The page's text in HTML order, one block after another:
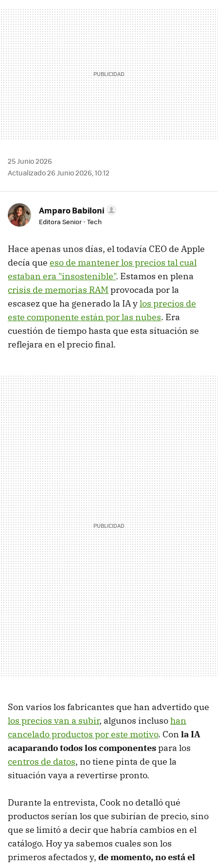
MAIL
25 Junio 2026
Actualizado 26 Junio 2026, 10:12
Amparo Babiloni
Editora Senior - Tech
Hace apenas unos días, el todavía CEO de Apple
decía que eso de mantener los precios tal cual
estaban era "insostenible". Estamos en plena
crisis de memorias RAM provocada por la
escasez que ha generado la IA ylos precios de
este componente están por las nubes. Era
cuestión de tiempo hasta que esta situación se
reflejara en el precio final.
Son varios los fabricantes que han advertido que
los precios van a subir, algunos inclusohan
cancelado productos por este motivo. Con la IA
acaparando todos los componentespara los
centros de datos, no tiene pinta de que la
situación vaya a revertirse pronto.
Durante la entrevista, Cook no detalló qué
productos serían los que subirían de precio, sino
que se limitó a decir que habría cambios en el
catálogo. Hoy ya sabemos cuales son los
primeros afectados y, de momento, no está el